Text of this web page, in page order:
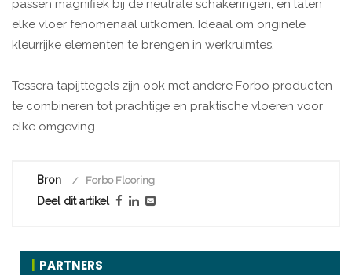
passen magnifiek bij de neutrale schakeringen, en laten
elke vloer fenomenaal uitkomen. Ideaal om originele
kleurrijke elementen te brengen in werkruimtes.
Tessera tapijttegels zijn ook met andere Forbo producten
te combineren tot prachtige en praktische vloeren voor
elke omgeving.
Bron Forbo Flooring
Deel dit artikel
PARTNERS